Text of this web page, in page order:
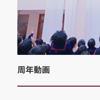
周年動画